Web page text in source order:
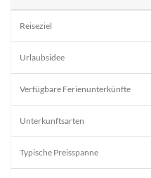
Reiseziel
Urlaubsidee
Verfügbare Ferienunterkünfte
Unterkunftsarten
Typische Preisspanne